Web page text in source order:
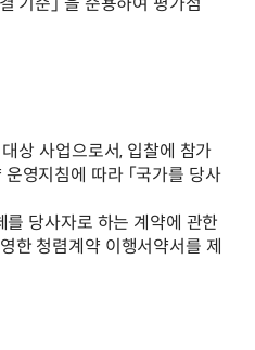
상 사업으로서, 입찰에 참가
영지침에 따라 「국가를 당사
를 당사자로 하는 계약에 관한
한 청렴계약 이행서약서를 제